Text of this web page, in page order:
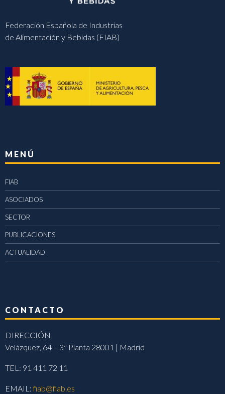
Federación Española de Industrias
de Alimentación y Bebidas (FIAB)
MENÚ
FIAB
ASOCIADOS
SECTOR
PUBLICACIONES
ACTUALIDAD
CONTACTO
DIRECCIÓN
Velázquez, 64 – 3ª Planta 28001 | Madrid
TEL: 91 411 72 11
EMAIL:fiab@fiab.es